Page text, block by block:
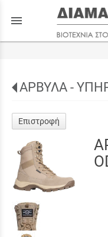
menu
ΑΡΒΥΛΑ -
Επιστροφή